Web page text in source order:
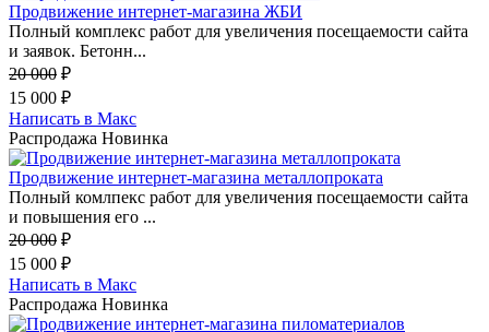
Продвижение интернет-магазина ЖБИ
Полный комплекс работ для увеличения посещаемости сайта
и заявок. Бетонн...
20 000 ₽
15 000 ₽
Написать в Макс
Распродажа Новинка
Продвижение интернет-магазина металлопроката
Полный комлпекс работ для увеличения посещаемости сайта
и повышения его ...
20 000 ₽
15 000 ₽
Написать в Макс
Распродажа Новинка